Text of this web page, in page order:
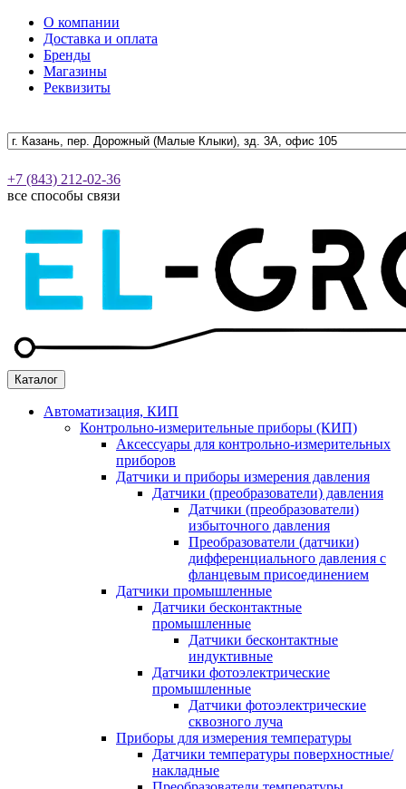
О компании
Доставка и оплата
Бренды
Магазины
Реквизиты
+7 (843) 212-02-36
все способы связи
Каталог
Автоматизация, КИП
Контрольно-измерительные приборы (КИП)
Аксессуары для контрольно-измерительных
приборов
Датчики и приборы измерения давления
Датчики (преобразователи) давления
Датчики (преобразователи)
избыточного давления
Преобразователи (датчики)
дифференциального давления с
фланцевым присоединением
Датчики промышленные
Датчики бесконтактные
промышленные
Датчики бесконтактные
индуктивные
Датчики фотоэлектрические
промышленные
Датчики фотоэлектрические
сквозного луча
Приборы для измерения температуры
Датчики температуры поверхностные/
накладные